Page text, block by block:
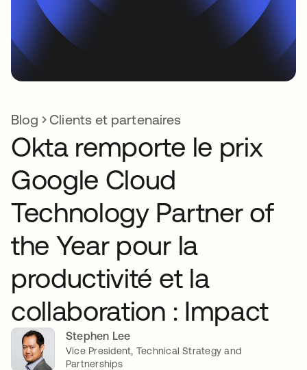
Blog Clients et partenaires
Okta remporte le prix
Google Cloud
Technology Partner of
the Year pour la
productivité et la
collaboration : Impact
Stephen Lee
Vice President, Technical Strategy and
Partnerships